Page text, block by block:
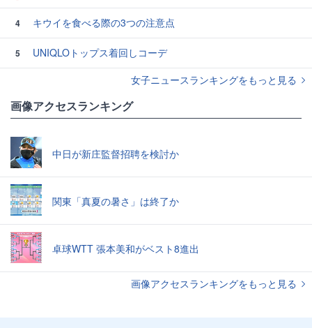
4 キウイを食べる際の3つの注意点
5
UNIQLOトップス着回しコーデ
女子ニュースランキングをもっと見る
画像アクセスランキング
中日が新庄監督招聘を検討か
関東「真夏の暑さ」は終了か
卓球WTT 張本美和がベスト8進出
画像アクセスランキングをもっと見る